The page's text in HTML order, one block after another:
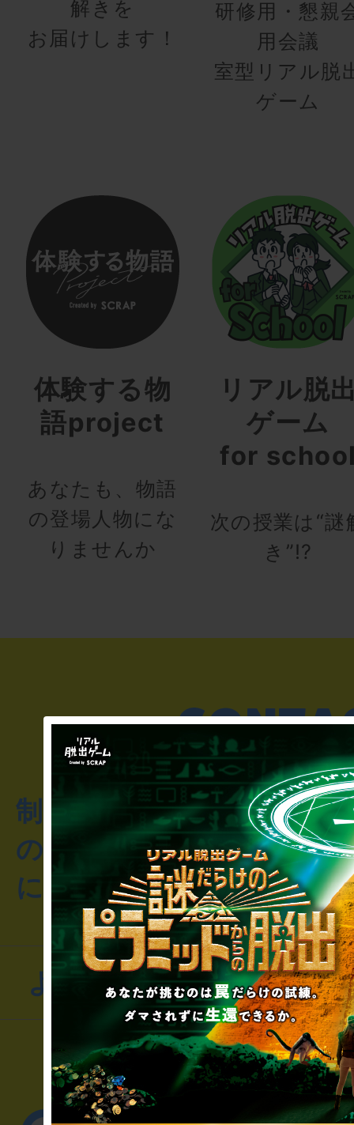
解きを
お届けします！
研修用・懇親
用会議
室型リアル脱
ゲーム
体験する物
語project
あなたも、物語
の登場人物にな
りませんか
リアル脱
ゲーム
for
次の授業は“謎
き”!?
制作のご相談・コラボレ
のお客様からのご質問や
にお問い合わせください
よくあるお問い合わせ
▼一般のお客様